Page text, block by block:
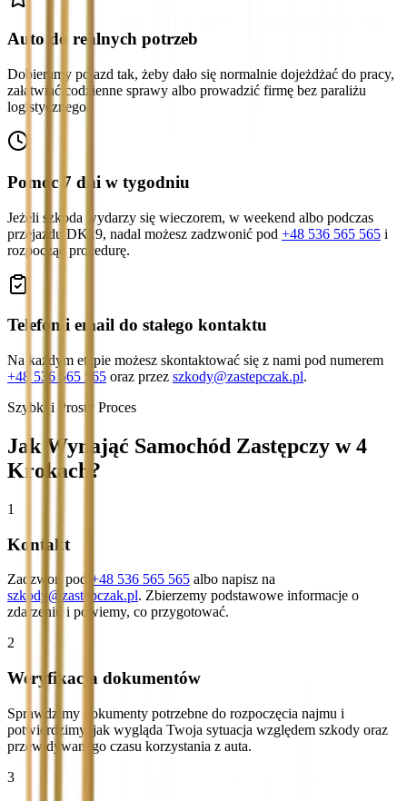
Auto do realnych potrzeb
Dobieramy pojazd tak, żeby dało się normalnie dojeżdżać do pracy,
załatwiać codzienne sprawy albo prowadzić firmę bez paraliżu
logistycznego.
Pomoc 7 dni w tygodniu
Jeżeli szkoda wydarzy się wieczorem, w weekend albo podczas
przejazdu DK19, nadal możesz zadzwonić pod +48 536 565 565 i
rozpocząć procedurę.
Telefon i email do stałego kontaktu
Na każdym etapie możesz skontaktować się z nami pod numerem
+48 536 565 565 oraz przez szkody@zastepczak.pl.
Szybki i Prosty Proces
Jak Wynająć Samochód Zastępczy w 4
Krokach?
1
Kontakt
Zadzwoń pod +48 536 565 565 albo napisz na
szkody@zastepczak.pl. Zbierzemy podstawowe informacje o
zdarzeniu i powiemy, co przygotować.
2
Weryfikacja dokumentów
Sprawdzimy dokumenty potrzebne do rozpoczęcia najmu i
potwierdzimy, jak wygląda Twoja sytuacja względem szkody oraz
przewidywanego czasu korzystania z auta.
3